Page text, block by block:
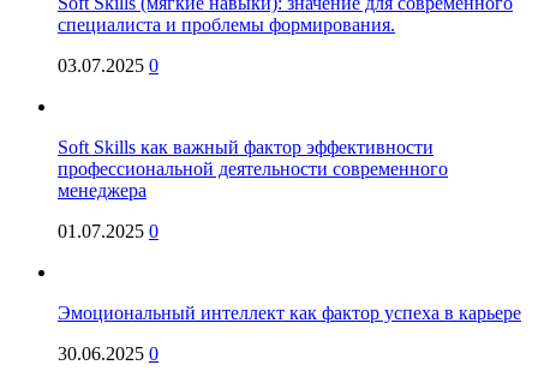
специалиста и проблемы формирования.
03.07.2025 0
Soft Skills как важный фактор эффективности
профессиональной деятельности современного
менеджера
01.07.2025 0
Эмоциональный интеллект как фактор успеха в карьере
30.06.2025 0